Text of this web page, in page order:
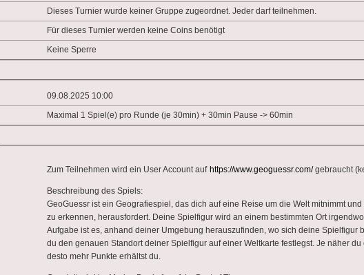
Dieses Turnier wurde keiner Gruppe zugeordnet. Jeder darf teilnehmen.
Für dieses Turnier werden keine Coins benötigt
Keine Sperre
09.08.2025 10:00
Maximal 1 Spiel(e) pro Runde (je 30min) + 30min Pause -> 60min
Zum Teilnehmen wird ein User Account aufhttps://www.geoguessr.com/gebraucht
Beschreibung des Spiels:
GeoGuessr ist ein Geografiespiel, das dich auf eine Reise um die Welt mitnimmt
zu erkennen, herausfordert. Deine Spielfigur wird an einem bestimmten Ort
Aufgabe ist es, anhand deiner Umgebung herauszufinden, wo sich deine Spielfigur
du den genauen Standort deiner Spielfigur auf einer Weltkarte festlegst. Je näher du
desto mehr Punkte erhältst du.